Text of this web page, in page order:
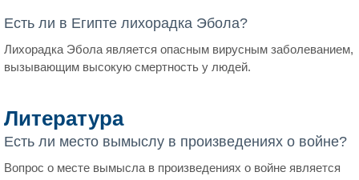
Есть ли в Египте лихорадка Эбола?
Лихорадка Эбола является опасным вирусным заболеванием,
вызывающим высокую смертность у людей.
Литература
Есть ли место вымыслу в произведениях о войне?
Вопрос о месте вымысла в произведениях о войне является